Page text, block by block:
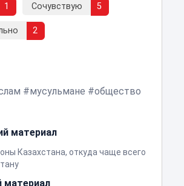
1 Сочувствую 5
2
мусульмане
общество
материал
Казахстана, откуда чаще всего